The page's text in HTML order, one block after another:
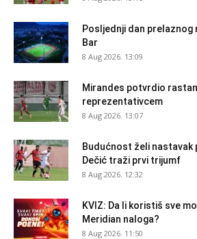
Posljednji dan prelaznog
Bar
8 Aug 2026. 13:09
Mirandes potvrdio
reprezentativcem
8 Aug 2026. 13:07
Budućnost želi
Dečić traži prvi trijumf
8 Aug 2026. 12:32
KVIZ: Da li koristiš sve
Meridian naloga?
8 Aug 2026. 11:50